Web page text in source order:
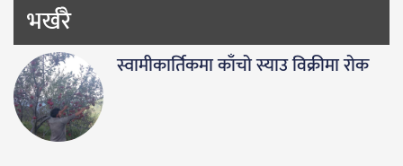
भर्खरै
स्वामीकार्तिकमा काँचो स्याउ विक्रीमा रोक